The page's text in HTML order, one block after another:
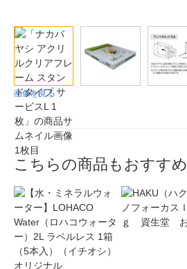
画像を見る
こちらの商品もおすすめ